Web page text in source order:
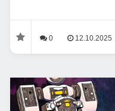
0 12.10.2025